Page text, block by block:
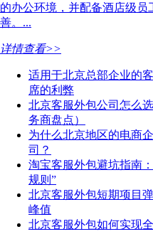
的办公环境，并配备酒店级
善。...
详情查看>>
适用于北京总部企业的
席的利弊
北京客服外包公司怎么
务商盘点）
为什么北京地区的电商
司？
淘宝客服外包避坑指南
规则”
北京客服外包短期项目
峰值
北京客服外包如何实现